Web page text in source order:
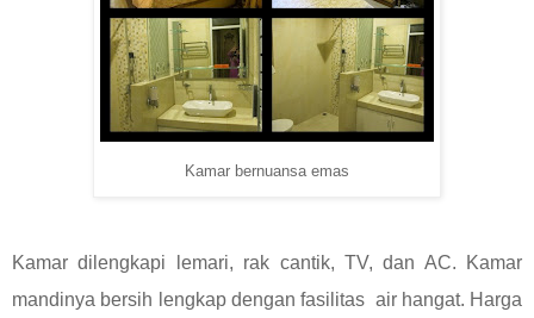
Kamar bernuansa emas
Kamar dilengkapi lemari, rak cantik, TV, dan AC. Kamar
mandinya bersih lengkap dengan fasilitas air hangat. Harga